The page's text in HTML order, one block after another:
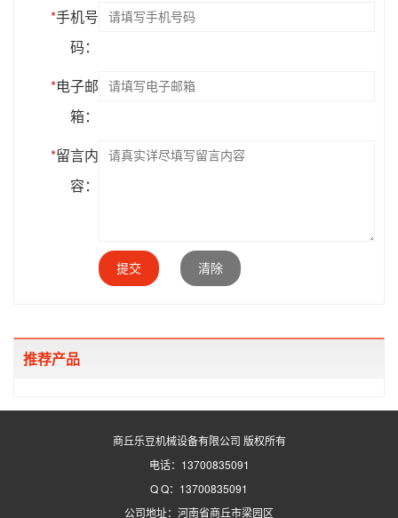
*手机号
码：
*电子邮
箱：
*留言内
容：
提交 清除
推荐产品
商丘乐豆机械设备有限公司 版权所有
电话：13700835091
Q Q：13700835091
公司地址：河南省商丘市梁园区